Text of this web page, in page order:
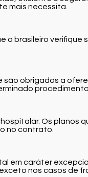
mais necessita.
o brasileiro
obrigados a
Os
no contrato.
em caráter
nos casos de